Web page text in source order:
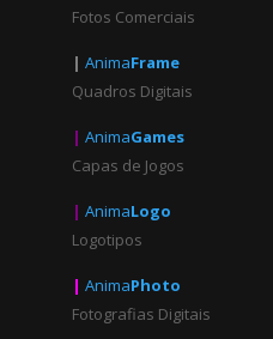
Fotos Comerciais
| AnimaFrame
Quadros Digitais
| AnimaGames
Capas de Jogos
| AnimaLogo
Logotipos
| AnimaPhoto
Fotografias Digitais